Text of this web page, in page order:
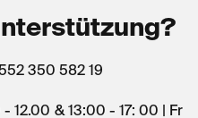
350 582 19
12.00 & 13:00 - 17: 00 | Fr